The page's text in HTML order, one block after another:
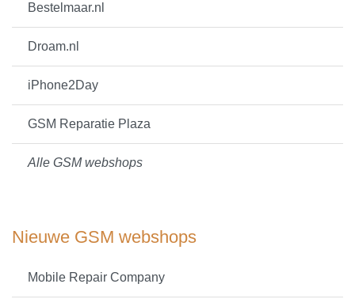
Bestelmaar.nl
Droam.nl
iPhone2Day
GSM Reparatie Plaza
Alle GSM webshops
Nieuwe GSM webshops
Mobile Repair Company